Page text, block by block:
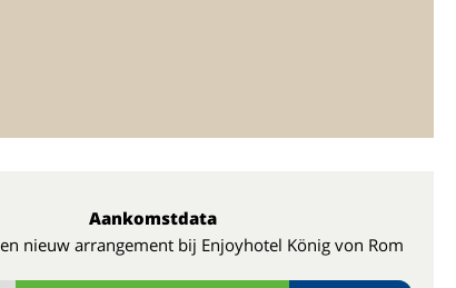
Aankomstdata
nieuw arrangement bij Enjoyhotel König von Rom